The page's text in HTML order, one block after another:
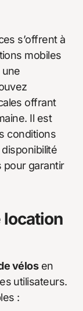
s’offrent à
mobiles
offrant
Il est
conditions
pour garantir
vélosen
utilisateurs.
: